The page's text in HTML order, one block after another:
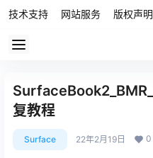
技术支持 网站服务 版权声明
复教程
Surface 22年2月19日 0